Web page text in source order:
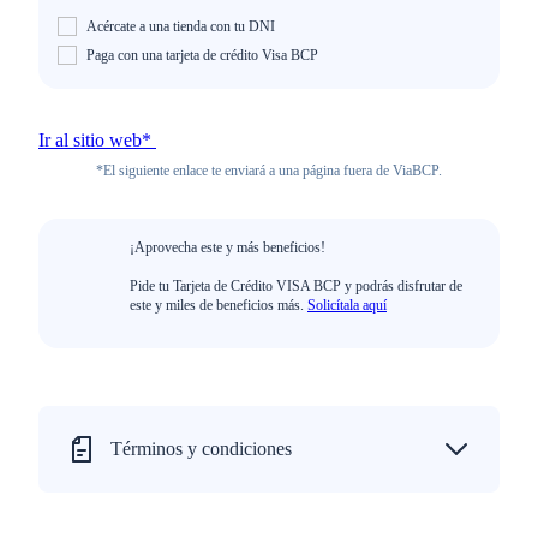
Acércate a una tienda con tu DNI
Paga con una tarjeta de crédito Visa BCP
Ir al sitio web*
*El siguiente enlace te enviará a una página fuera de ViaBCP.
¡Aprovecha este y más beneficios!
Pide tu Tarjeta de Crédito VISA BCP y podrás disfrutar de
este y miles de beneficios más. Solicítala aquí
Términos y condiciones